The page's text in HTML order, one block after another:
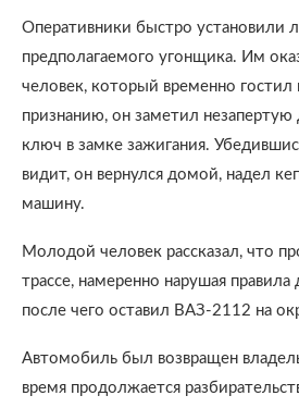
Оперативники быстро установили
предполагаемого угонщика. Им
человек, который временно гостил
признанию, он заметил незапертую
ключ в замке зажигания.
видит, он вернулся домой, надел
машину.
Молодой человек рассказал, что
трассе, намеренно нарушая
после чего оставил ВАЗ-2112 на
Автомобиль был возвращен
время продолжается